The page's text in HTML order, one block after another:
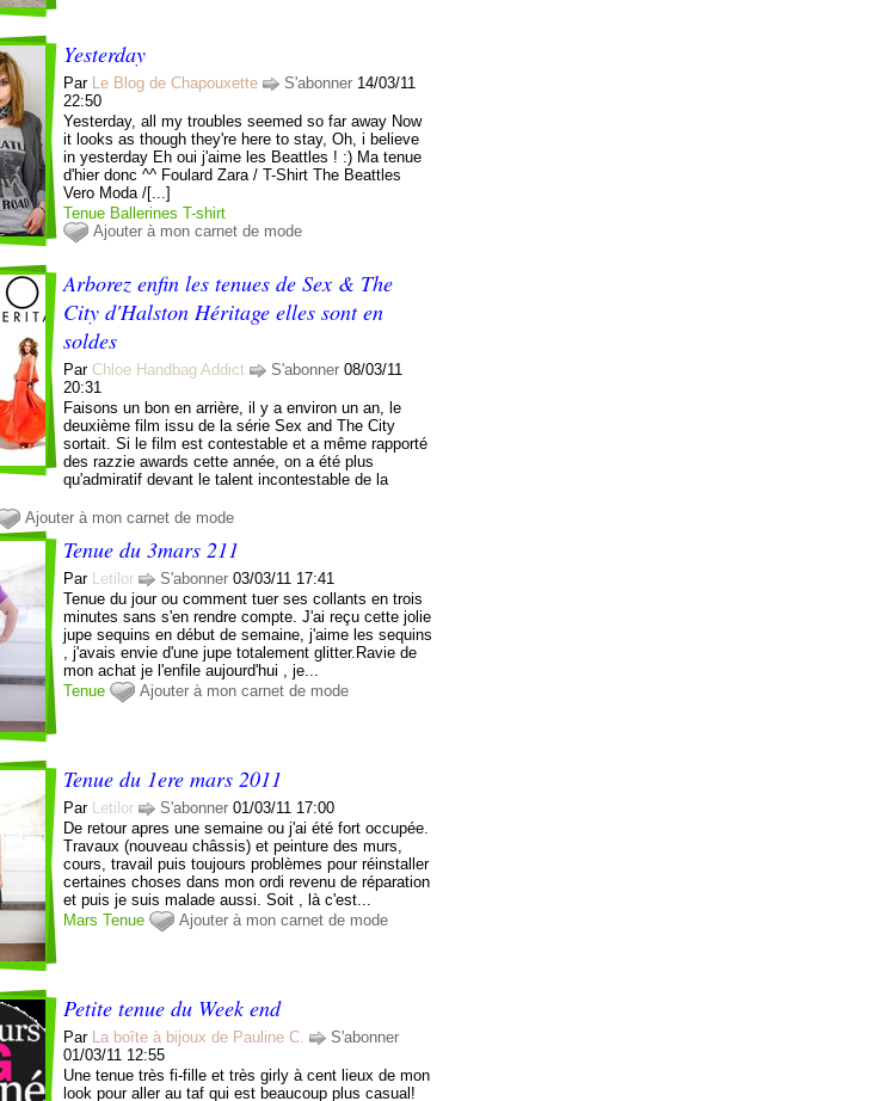
Yesterday
Par Le Blog de Chapouxette S'abonner 14/03/11
22:50
Yesterday, all my troubles seemed so far away Now
it looks as though they're here to stay, Oh, i believe
in yesterday Eh oui j'aime les Beattles ! :) Ma tenue
d'hier donc ^^ Foulard Zara / T-Shirt The Beattles
Vero Moda /[...]
Tenue Ballerines T-shirt
Ajouter à mon carnet de mode
Arborez enfin les tenues de Sex & The
City d'Halston Héritage elles sont en
soldes
ParChloe Handbag Addict S'abonner 08/03/11
20:31
Faisons un bon en arrière, il y a environ un an, le
deuxième film issu de la série Sex and The City
sortait. Si le film est contestable et a même rapporté
des razzie awards cette année, on a été plus
qu'admiratif devant le talent incontestable de la
Ajouter à mon carnet de mode
Tenue du 3mars 211
Par Letilor S'abonner 03/03/11 17:41
Tenue du jour ou comment tuer ses collants en trois
minutes sans s'en rendre compte. J'ai reçu cette jolie
jupe sequins en début de semaine, j'aime les sequins
, j'avais envie d'une jupe totalement glitter.Ravie de
mon achat je l'enfile aujourd'hui , je...
Tenue
Ajouter à mon carnet de mode
Tenue du 1ere mars 2011
Par Letilor S'abonner 01/03/11 17:00
De retour apres une semaine ou j'ai été fort occupée.
Travaux (nouveau châssis) et peinture des murs,
cours, travail puis toujours problèmes pour réinstaller
certaines choses dans mon ordi revenu de réparation
et puis je suis malade aussi. Soit , là c'est...
Mars Tenue Ajouter à mon carnet de mode
Petite tenue du Week end
Par La boîte à bijoux de Pauline C.
S'abonner
01/03/11 12:55
Une tenue très fi-fille et très girly à cent lieux de mon
look pour aller au taf qui est beaucoup plus casual!